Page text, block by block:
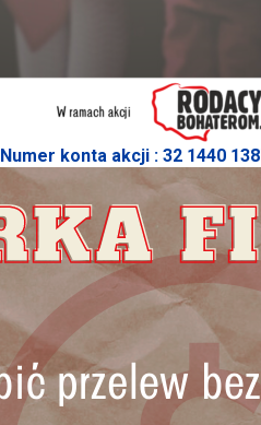
Numer konta akcji : 32 1440